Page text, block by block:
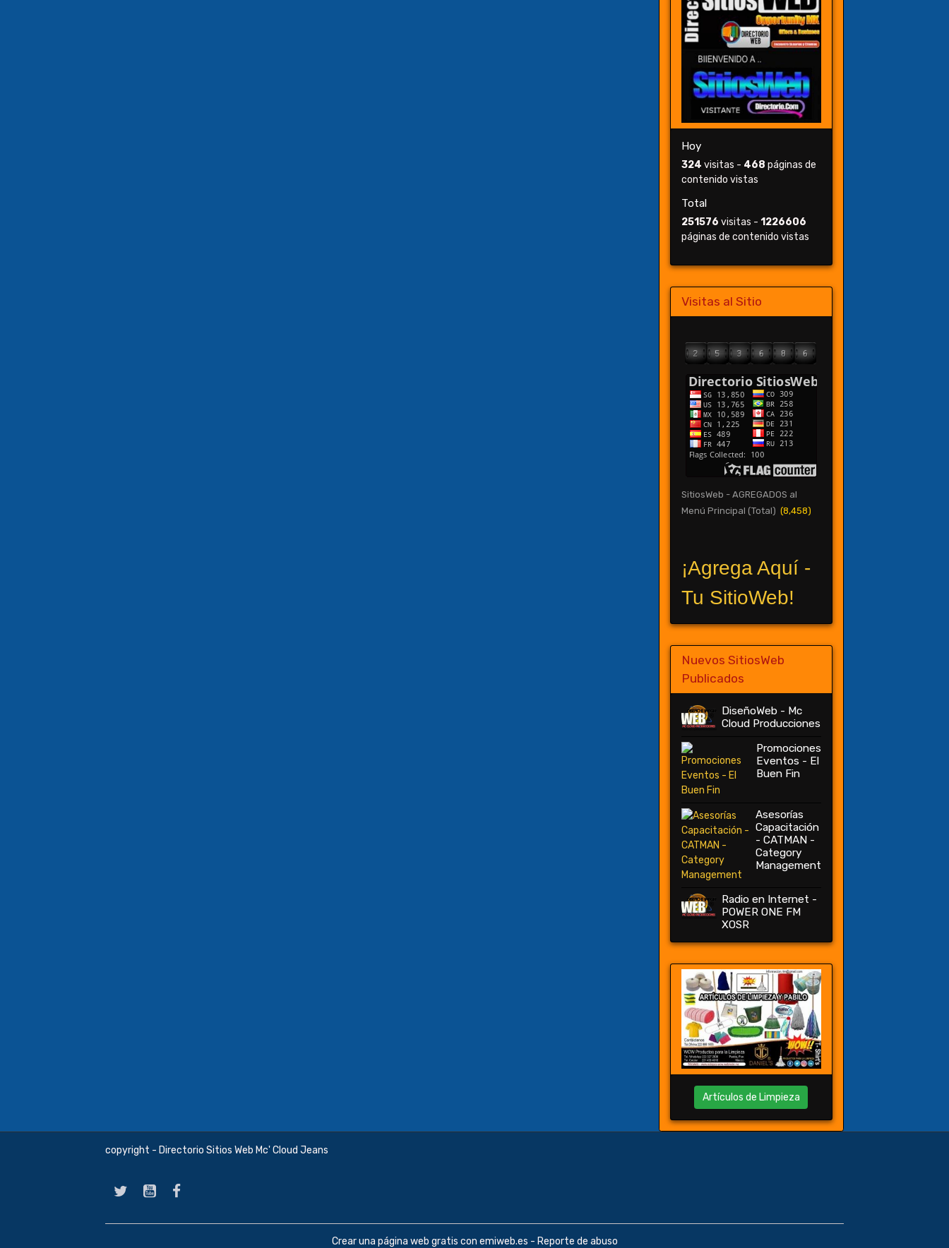
Hoy
324 visitas - 468 páginas de
contenido vistas
Total
251576 visitas -1226606
páginas de contenido vistas
Visitas al Sitio
SitiosWeb - AGREGADOS al
Menú Principal (Total) (8,458)
¡Agrega Aquí -
Tu SitioWeb!
Nuevos SitiosWeb
Publicados
DiseñoWeb - Mc
Cloud Producciones
Promociones
Eventos - El
Buen Fin
Asesorías
Capacitación
- CATMAN -
Category
Management
Radio en Internet -
POWER ONE FM
XOSR
Artículos de Limpieza
copyright - Directorio Sitios Web Mc' Cloud Jeans
Crear una página web gratis con emiweb.es - Reporte de abuso